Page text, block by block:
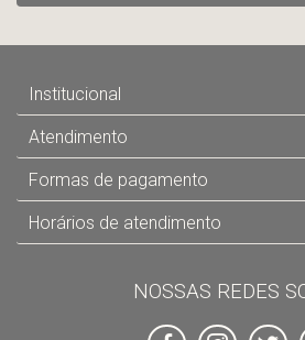
Institucional
Atendimento
Formas de pagamento
Horários de atendimento
NOSSAS REDES